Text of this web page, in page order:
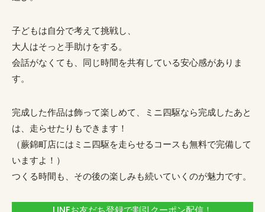
子どもは自分で考えて挑戦し、
大人はそっと手助けをする。
会話がなくても、同じ時間を共有している安心感がありま
す。
完成した作品は飾って楽しめて、ミニ四駆なら完成したあと
は、走らせたりもできます！
（蕨錦町店にはミニ四駆を走らせるコースも無料で完備して
いますよ！）
つくる時間も、その後の楽しみも続いていくのが魅力です。